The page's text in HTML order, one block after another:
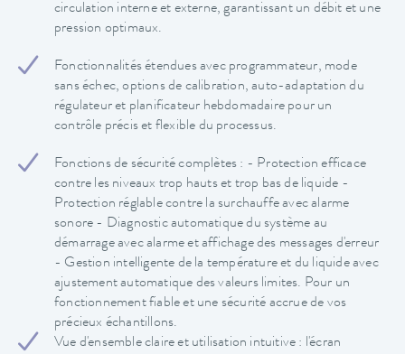
circulation interne et externe, garantissant un débit et une
pression optimaux.
Fonctionnalités étendues avec programmateur, mode
sans échec, options de calibration, auto-adaptation du
régulateur et planificateur hebdomadaire pour un
contrôle précis et flexible du processus.
Fonctions de sécurité complètes : - Protection efficace
contre les niveaux trop hauts et trop bas de liquide -
Protection réglable contre la surchauffe avec alarme
sonore - Diagnostic automatique du système au
démarrage avec alarme et affichage des messages d'erreur
- Gestion intelligente de la température et du liquide avec
ajustement automatique des valeurs limites. Pour un
fonctionnement fiable et une sécurité accrue de vos
précieux échantillons.
Vue d'ensemble claire et utilisation intuitive : l'écran